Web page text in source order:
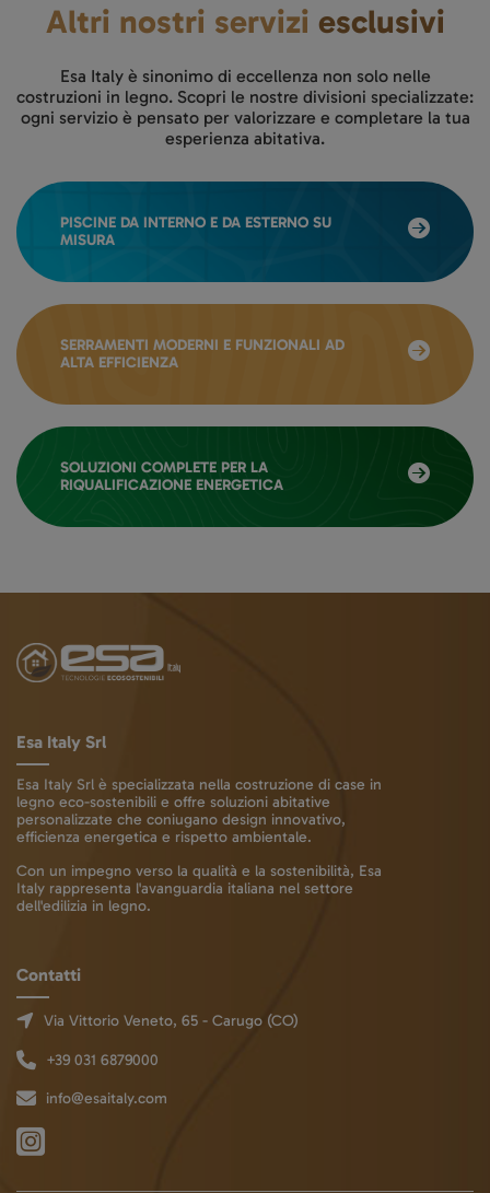
Altri nostri servizi esclusivi
Esa Italy è sinonimo di eccellenza non solo nelle
costruzioni in legno. Scopri le nostre divisioni specializzate:
ogni servizio è pensato per valorizzare e completare la tua
esperienza abitativa.
PISCINE DA INTERNO E DA ESTERNO SU
MISURA
SERRAMENTI MODERNI E FUNZIONALI AD
ALTA EFFICIENZA
SOLUZIONI COMPLETE PER LA
RIQUALIFICAZIONE ENERGETICA
Esa Italy Srl
Esa Italy Srl è specializzata nella costruzione di case in
legno eco-sostenibili e offre soluzioni abitative
personalizzate che coniugano design innovativo,
efficienza energetica e rispetto ambientale.
Con un impegno verso la qualità e la sostenibilità, Esa
Italy rappresenta l'avanguardia italiana nel settore
dell'edilizia in legno.
Contatti
Via Vittorio Veneto, 65 - Carugo (CO)
+39 031 6879000
info@esaitaly.com